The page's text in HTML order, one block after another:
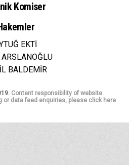
Komiser
EKTİ
ARSLANOĞLU
BALDEMİR
Content responsibility of website
or data feed enquiries, please click here